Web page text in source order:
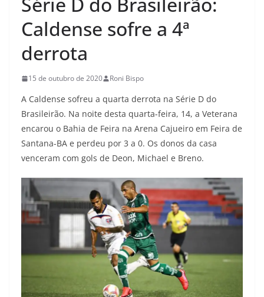
Caldense sofre a 4ª
derrota
15 de outubro de 2020 Roni Bispo
A Caldense sofreu a quarta derrota na Série D do
Brasileirão. Na noite desta quarta-feira, 14, a Veterana
encarou o Bahia de Feira na Arena Cajueiro em Feira de
Santana-BA e perdeu por 3 a 0. Os donos da casa
venceram com gols de Deon, Michael e Breno.